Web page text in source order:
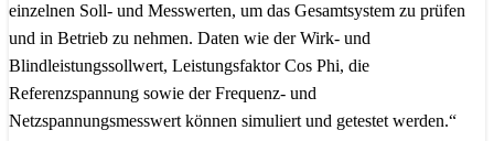
einzelnen Soll- und Messwerten, um das Gesamtsystem zu prüfen
und in Betrieb zu nehmen. Daten wie der Wirk- und
Blindleistungssollwert, Leistungsfaktor Cos Phi, die
Referenzspannung sowie der Frequenz- und
Netzspannungsmesswert können simuliert und getestet werden.“